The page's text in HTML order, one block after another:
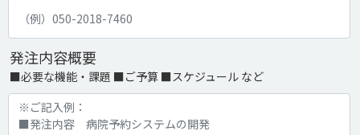
発注内容概要
■必要な機能・課題 ■ご予算 ■スケジュール など